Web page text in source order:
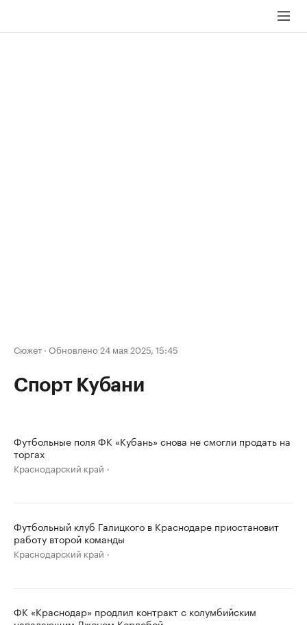
Сюжет · Обновлено 24 мая 2025, 15:45
Спорт Кубани
Футбольные поля ФК «Кубань» снова не смогли продать на
торгах
Краснодарский край
Футбольный клуб Галицкого в Краснодаре приостановит
работу второй команды
Краснодарский край
ФК «Краснодар» продлил контракт с колумбийским